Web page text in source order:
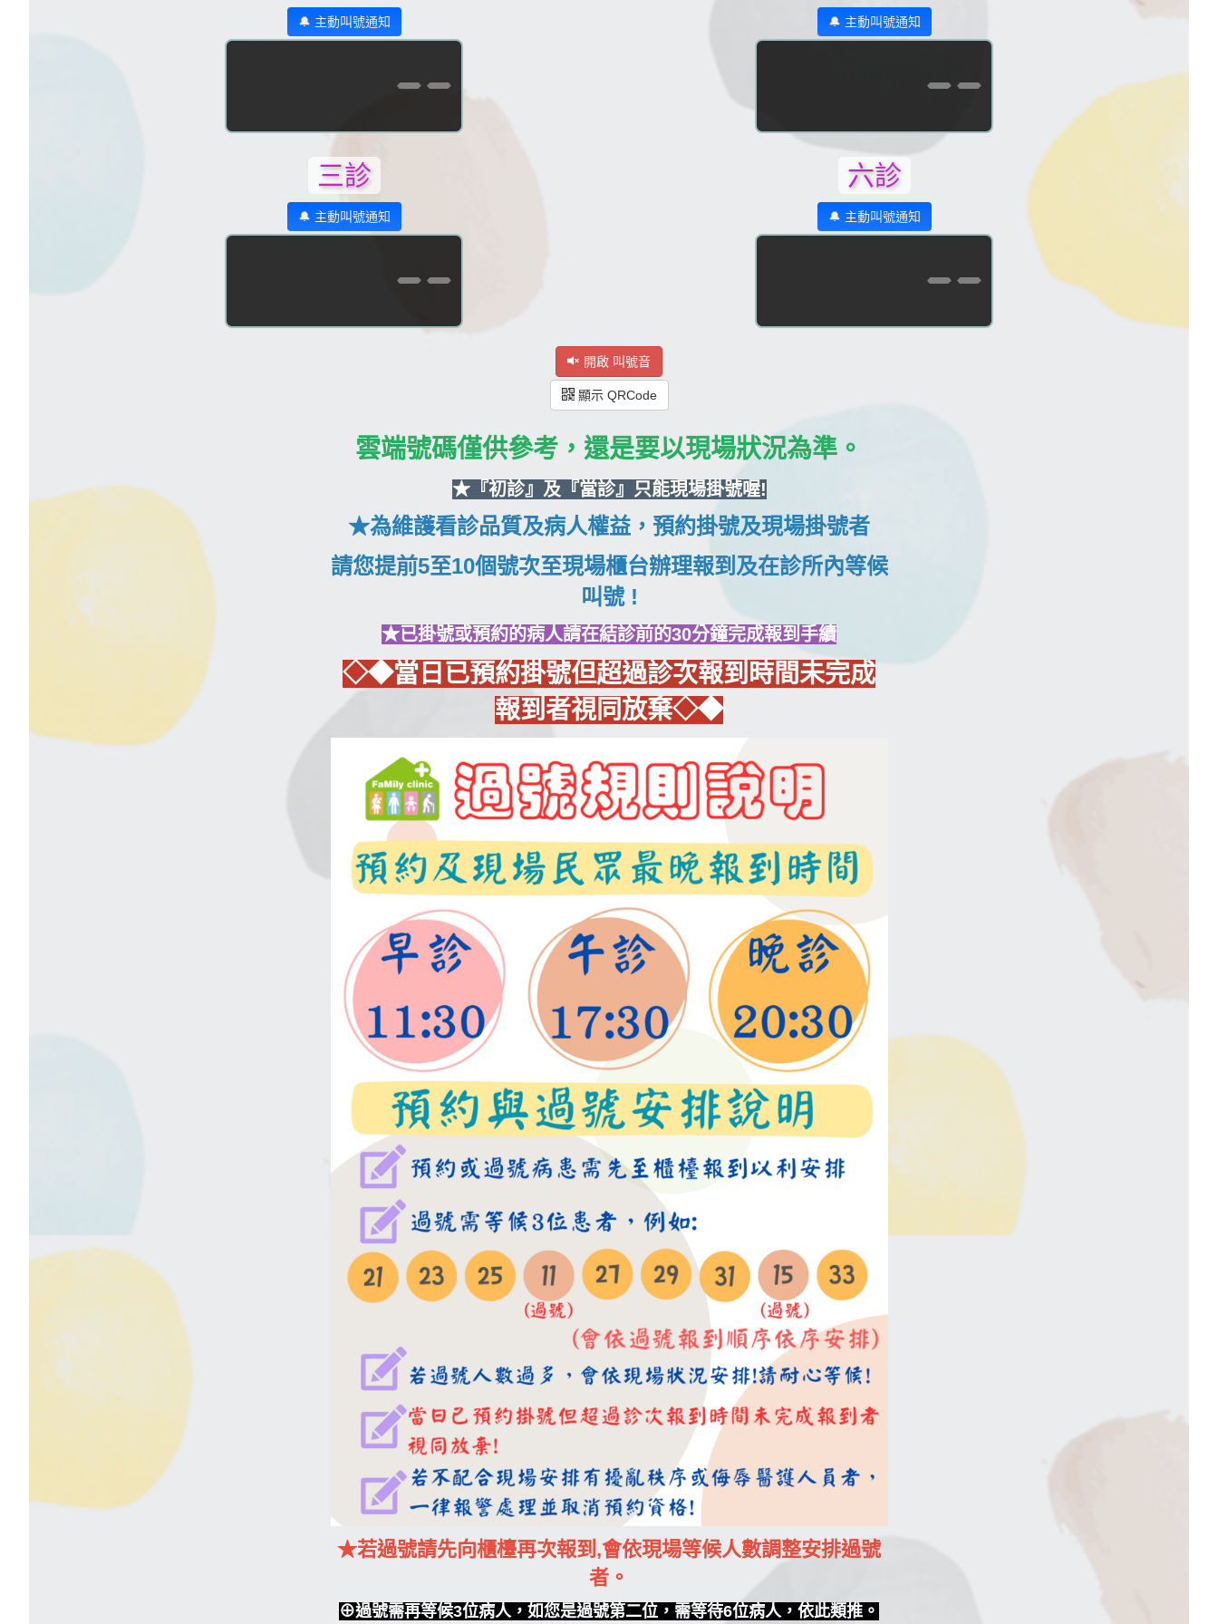
🔔 主動叫號通知
--
🔔 主動叫號通知
--
三診
🔔 主動叫號通知
--
六診
🔔 主動叫號通知
--
開啟 叫號音
顯示 QRCode
雲端號碼僅供參考，還是要以現場狀況為準。
★『初診』及『當診』只能現場掛號喔!
★為維護看診品質及病人權益，預約掛號及現場掛號者
請您提前5至10個號次至現場櫃台辦理報到及在診所內等候
叫號 !
★已掛號或預約的病人請在結診前的30分鐘完成報到手續
◇◆當日已預約掛號但超過診次報到時間未完成
報到者視同放棄◇◆
★若過號請先向櫃檯再次報到,會依現場等候人數調整安排過號
者。
⊕過號需再等候3位病人，如您是過號第二位，需等待6位病人，依此類推。